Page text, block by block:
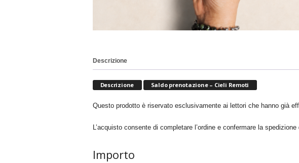
Descrizione
Descrizione Saldo prenotazione – Cieli Remoti
Questo prodotto è riservato esclusivamente ai lettori che hanno già
L’acquisto consente di completare l’ordine e confermare la
Importo